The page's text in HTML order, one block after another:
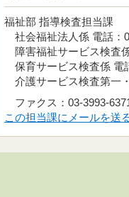
福祉部 指導検査担当課
社会福祉法人係 電話：
障害福祉サービス検査
保育サービス検査係 電
介護サービス検査第一
ファクス：03-3993-
この担当課にメールを送